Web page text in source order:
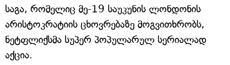
საგა, რომელიც მე-19 საუკუნის ლონდონის
არისტოკრატიის ცხოვრებაზე მოგვითხრობს,
ნეტფლიქსმა სუპერ პოპულარულ სერიალად
აქცია.